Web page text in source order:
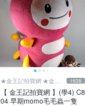
★金王記拍寶網 ★金王
記拍寶趣
1638
【 金王記拍寶網 】(學4) C8
04 早期momo毛毛蟲一隻